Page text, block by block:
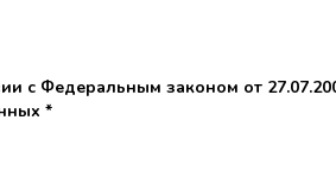
с Федеральным законом от
*